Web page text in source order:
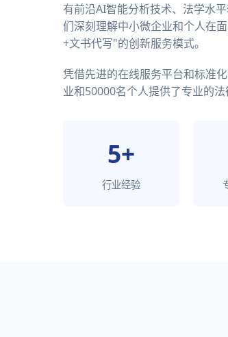
有前沿AI智能分析技术、法学水
们深刻理解中小微企业和个人在
+文书代写"的创新服务模式。
凭借先进的在线服务平台和标准
业和50000名个人提供了专业的
5+
行业经验